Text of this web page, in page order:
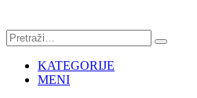
KATEGORIJE
MENI